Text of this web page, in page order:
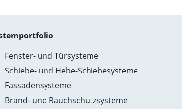
Fenster- und Türsysteme
Schiebe- und Hebe-Schiebesysteme
Fassadensysteme
Brand- und Rauchschutzsysteme